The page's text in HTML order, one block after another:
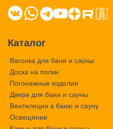
Каталог
Вагонка для бани и сауны
Доска на полки
Погонажные изделия
Двери для бани и сауны
Вентиляции в баню и сауну
Освещение